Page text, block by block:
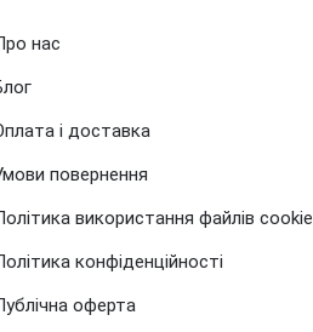
нас
і доставка
повернення
використання файлів cookie
конфіденційності
оферта